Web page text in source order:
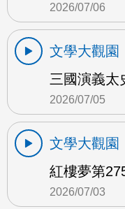
2026/07/06
文學大觀園
三國演義太
2026/07/05
文學大觀園
紅樓夢第
2026/07/03